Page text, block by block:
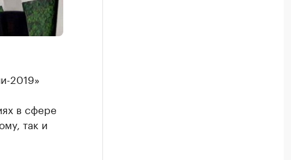
2019»
в сфере
так и